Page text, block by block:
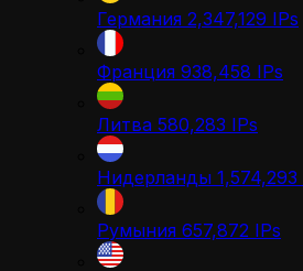
Германия 2,347,129 IPs
Франция 938,458 IPs
Литва 580,283 IPs
Нидерланды 1,574,293
Румыния 657,872 IPs